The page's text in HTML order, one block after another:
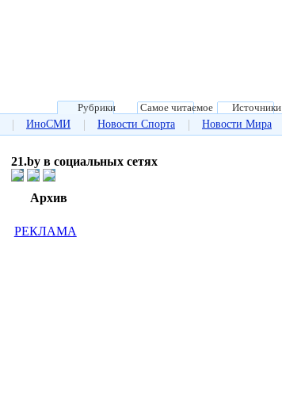
Источники
Самое читаемое
Рубрики
| ИноСМИ | Новости Спорта | Новости Мира
21.by в социальных сетях
Архив
РЕКЛАМА